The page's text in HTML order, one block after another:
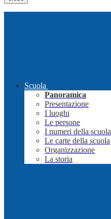
Scuola
Panoramica
Presentazione
I luoghi
Le persone
I numeri della scuola
Le carte della scuola
Organizzazione
La storia